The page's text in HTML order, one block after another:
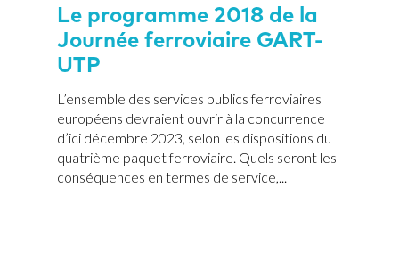
Le programme 2018 de la
Journée ferroviaire GART-
UTP
L’ensemble des services publics ferroviaires
européens devraient ouvrir à la concurrence
d’ici décembre 2023, selon les dispositions du
quatrième paquet ferroviaire. Quels seront les
conséquences en termes de service,...